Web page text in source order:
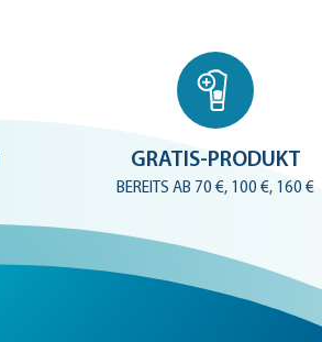
GRATIS-PRODUKT
BEREITS AB 70 €, 100 €, 160 €